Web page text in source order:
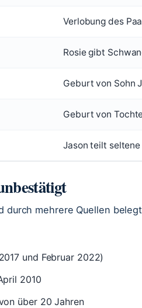
Verlobung des
Rosie gibt
Geburt von Sohn
Geburt von
Jason teilt
durch mehrere Quellen
und Februar 2022)
2010
über 20 Jahren